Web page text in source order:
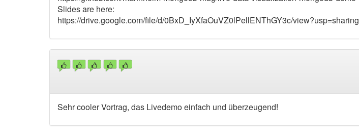
Slides are here:
https://drive.google.com/file/d/0BxD_IyXfaOuVZ0lPellENThGY3c/view?usp=sharing
Sehr cooler Vortrag, das Livedemo einfach und überzeugend!